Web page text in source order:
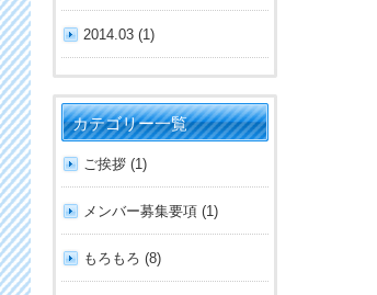
2014.03 (1)
カテゴリー一覧
ご挨拶 (1)
メンバー募集要項 (1)
もろもろ (8)